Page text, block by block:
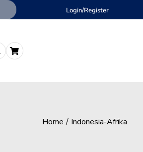
Login/Register
Home Indonesia-Afrika